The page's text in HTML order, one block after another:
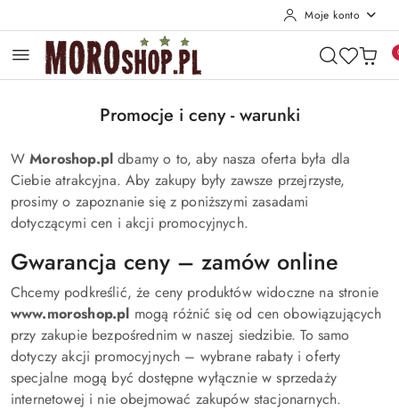
Moje konto
Promocje i ceny - warunki
WMoroshop.pl dbamy o to, aby nasza oferta była dla
Ciebie atrakcyjna. Aby zakupy były zawsze przejrzyste,
prosimy o zapoznanie się z poniższymi zasadami
dotyczącymi cen i akcji promocyjnych.
Gwarancja ceny – zamów online
Chcemy podkreślić, że ceny produktów widoczne na stronie
www.moroshop.pl mogą różnić się od cen obowiązujących
przy zakupie bezpośrednim w naszej siedzibie. To samo
dotyczy akcji promocyjnych – wybrane rabaty i oferty
specjalne mogą być dostępne wyłącznie w sprzedaży
internetowej i nie obejmować zakupów stacjonarnych.